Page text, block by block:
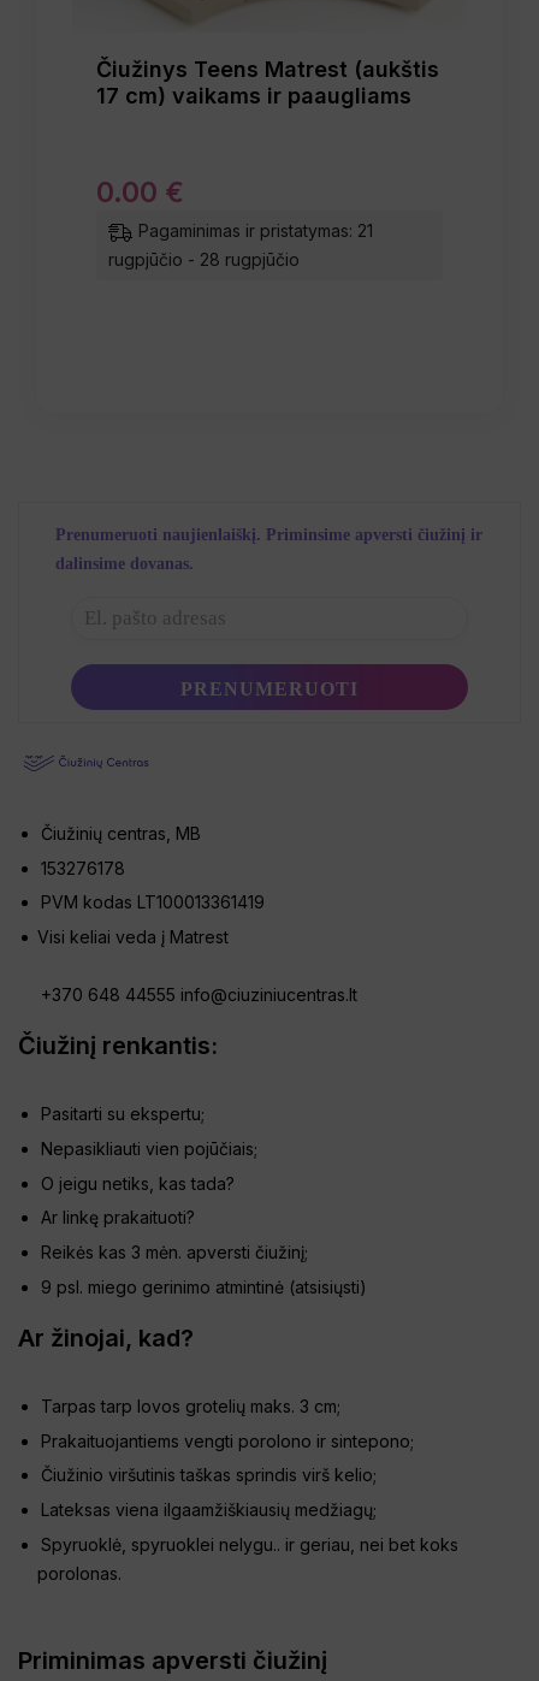
Čiužinys Teens Matrest (aukštis
17 cm) vaikams ir paaugliams
0.00 €
Pagaminimas ir pristatymas: 21
rugpjūčio - 28 rugpjūčio
Prenumeruoti naujienlaiškį. Priminsime apversti čiužinį ir
dalinsime dovanas.
Čiužinių centras, MB
153276178
PVM kodas LT100013361419
Visi keliai veda į Matrest
+370 648 44555 info@ciuziniucentras.lt
Čiužinį renkantis:
Pasitarti su ekspertu;
Nepasikliauti vien pojūčiais;
O jeigu netiks, kas tada?
Ar linkę prakaituoti?
Reikės kas 3 mėn. apversti čiužinį;
9 psl. miego gerinimo atmintinė (atsisiųsti)
Ar žinojai, kad?
Tarpas tarp lovos grotelių maks. 3 cm;
Prakaituojantiems vengti porolono ir sintepono;
Čiužinio viršutinis taškas sprindis virš kelio;
Lateksas viena ilgaamžiškiausių medžiagų;
Spyruoklė, spyruoklei nelygu.. ir geriau, nei bet koks
porolonas.
Priminimas apversti čiužinį